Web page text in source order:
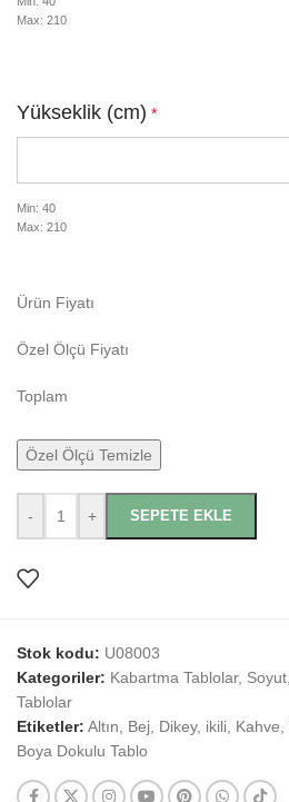
Max: 210
Yükseklik (cm) *
Min: 40
Max: 210
Ürün Fiyatı
Özel Ölçü Fiyatı
Toplam
Özel Ölçü Temizle
- + SEPETE EKLE
Stok kodu: U08003
Kategoriler: Kabartma Tablolar, Soyut
Tablolar
Etiketler: Altın Bej Dikey, ikili Kahve
Boya Dokulu Tablo